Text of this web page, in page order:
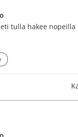
tulla hakee